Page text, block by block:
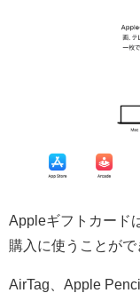
Appleギフトカード
購入に使うことがで
AirTag、Apple